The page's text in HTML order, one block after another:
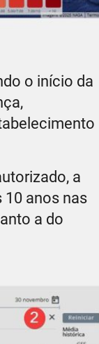
o início da
a
10 anos nas
a do